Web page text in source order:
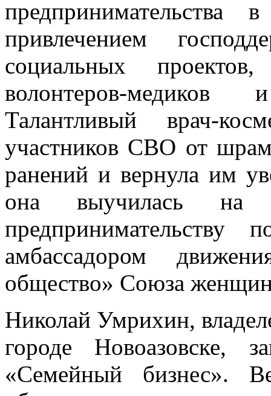
привлечением
социальных
волонтеров-
Талантливый врач-
участников СВО от
ранений и вернула им
она выучилась на
предпринимательству
амбассадором
общество» Союза
Николай Умрихин,
городе Новоазовске,
«Семейный бизнес».